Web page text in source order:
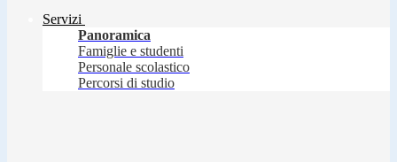
Servizi
Panoramica
Famiglie e studenti
Personale scolastico
Percorsi di studio